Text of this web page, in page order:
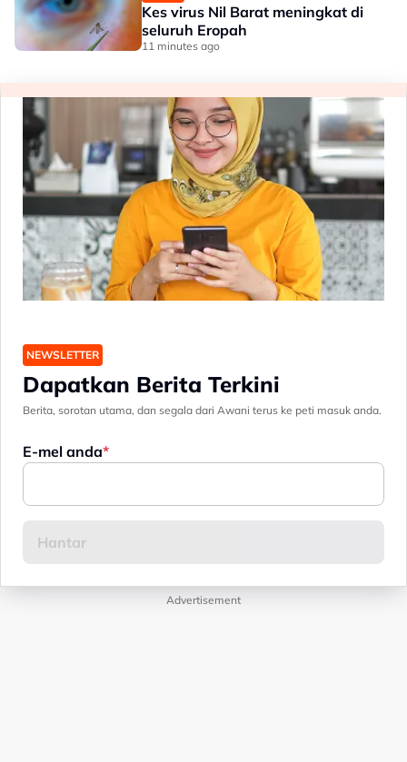
Kes virus Nil Barat meningkat di
seluruh Eropah
11 minutes ago
NEWSLETTER
Dapatkan Berita Terkini
Berita, sorotan utama, dan segala dari Awani terus ke peti masuk anda.
E-mel anda
Advertisement